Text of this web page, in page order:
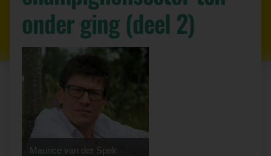
onder ging (deel 2)
Maurice van der Spek